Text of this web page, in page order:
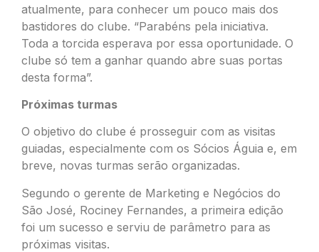
atualmente, para conhecer um pouco mais dos
bastidores do clube. “Parabéns pela iniciativa.
Toda a torcida esperava por essa oportunidade. O
clube só tem a ganhar quando abre suas portas
desta forma”.
Próximas turmas
O objetivo do clube é prosseguir com as visitas
guiadas, especialmente com os Sócios Águia e, em
breve, novas turmas serão organizadas.
Segundo o gerente de Marketing e Negócios do
São José, Rociney Fernandes, a primeira edição
foi um sucesso e serviu de parâmetro para as
próximas visitas.